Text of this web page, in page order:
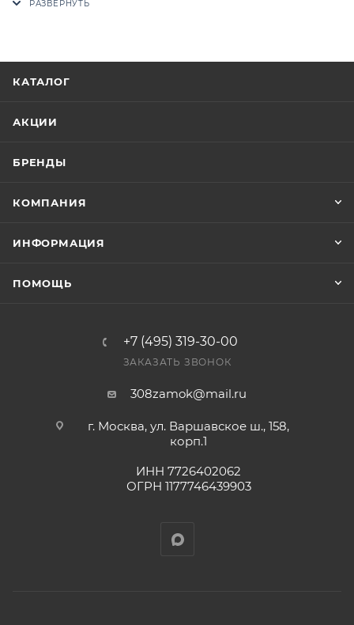
Цены на сайте не являются оптовыми и
приходит письмо только для подтверждения, что
счете после проверки товара на наличие на складе.
оплата выставленного счета.
КАТАЛОГ
АКЦИИ
БРЕНДЫ
КОМПАНИЯ
ИНФОРМАЦИЯ
ПОМОЩЬ
+7 (495) 319-30-00
ЗАКАЗАТЬ ЗВОНОК
308zamok@mail.ru
г. Москва, ул. Варшавское ш., 158,
корп.1
ИНН 7726402062
ОГРН 1177746439903